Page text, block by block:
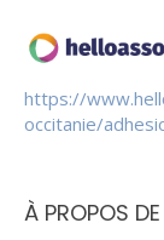
https://
occitanie/
À PROPOS